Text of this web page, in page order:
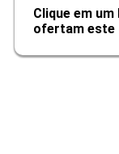
Clique em
ofertam este